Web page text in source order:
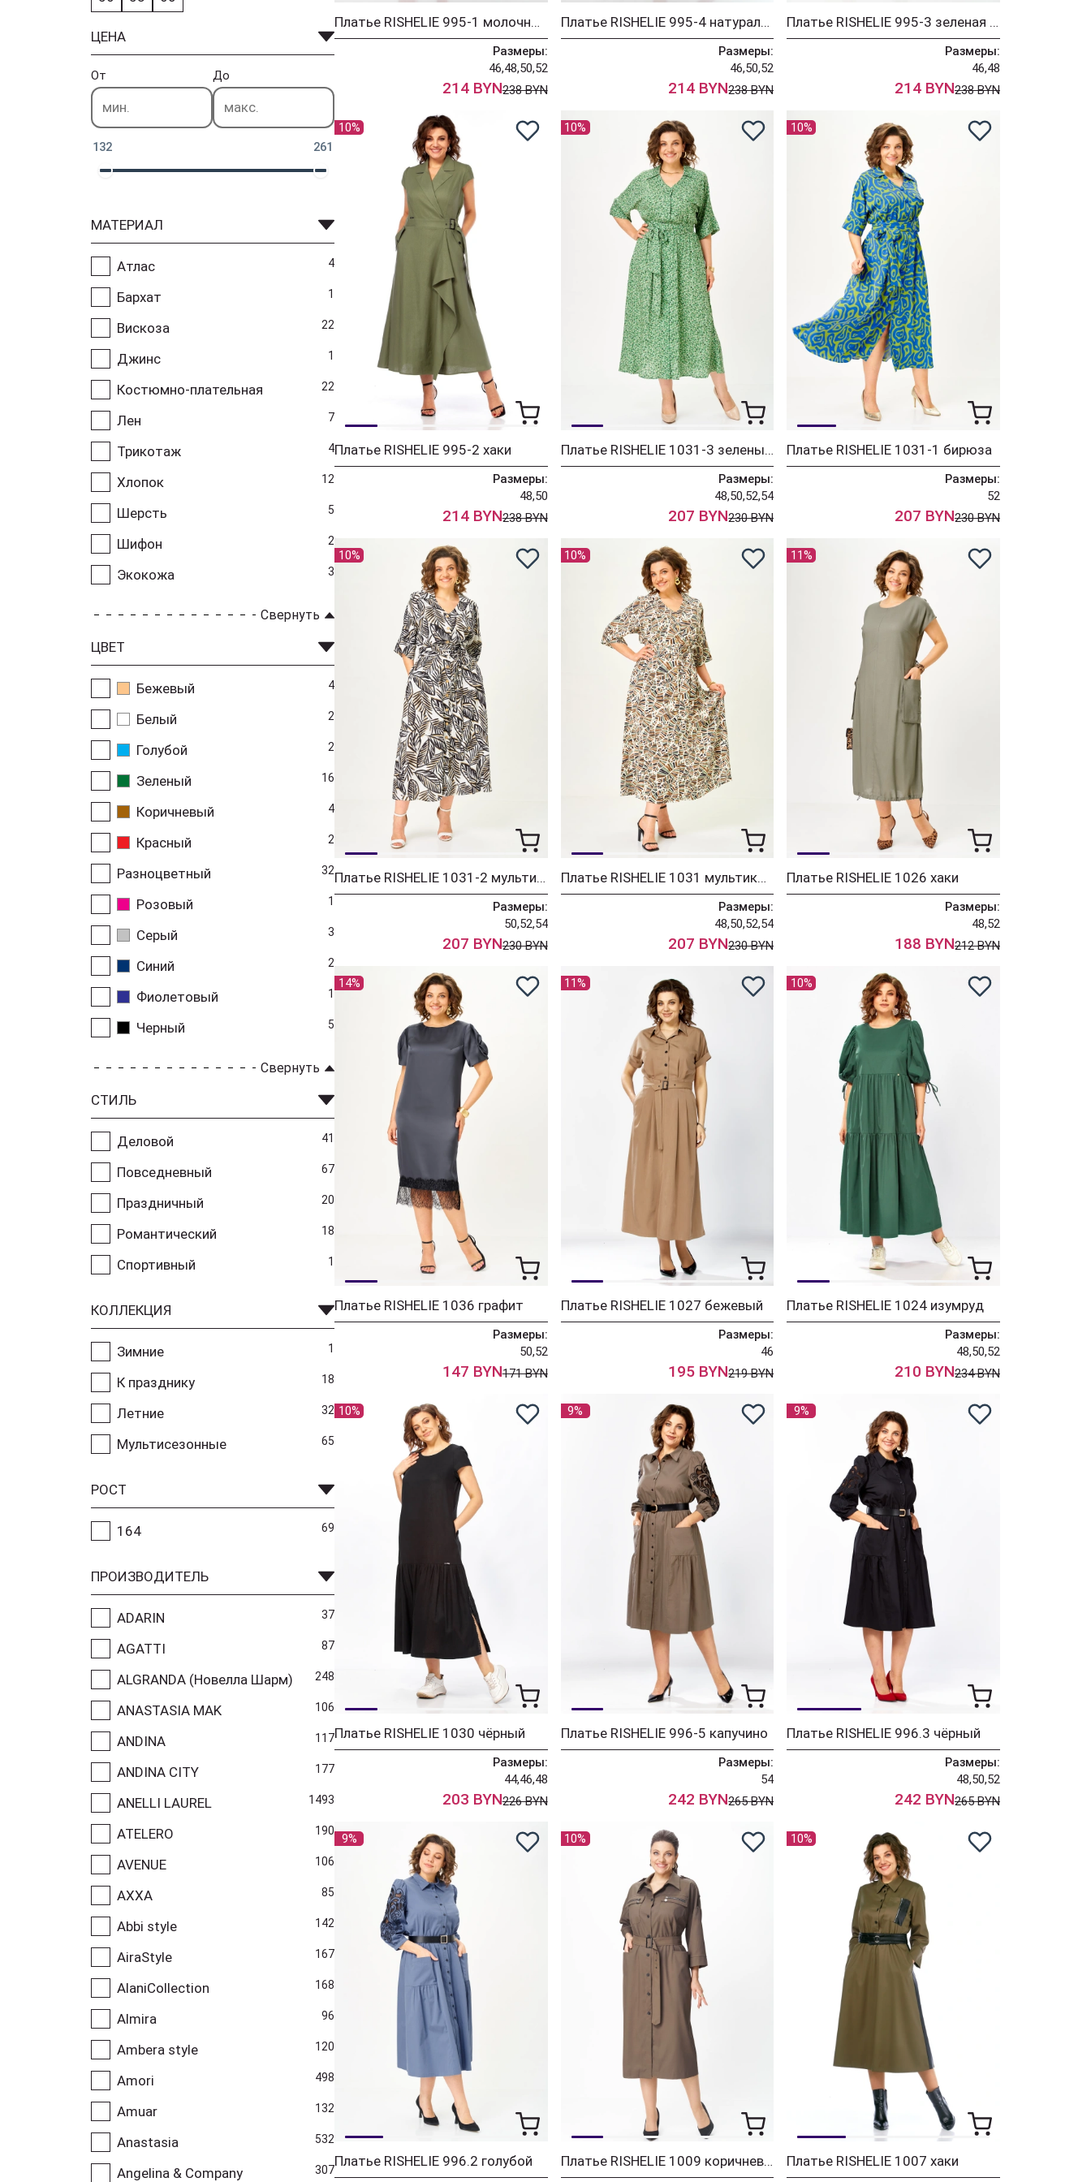
ЦЕНА
От До
132 261
МАТЕРИАЛ
Атлас 4
Бархат 1
Вискоза 22
Джинс 1
Костюмно-плательная 22
Лен 7
Трикотаж 4
Хлопок 12
Шерсть 5
Шифон 2
Экокожа 3
Свернуть
ЦВЕТ
Бежевый 4
Белый 2
Голубой 2
Зеленый 16
Коричневый 4
Красный 2
Разноцветный 32
Розовый 1
Серый 3
Синий 2
Фиолетовый 1
Черный 5
Свернуть
СТИЛЬ
Деловой 41
Повседневный 67
Праздничный 20
Романтический 18
Спортивный 1
КОЛЛЕКЦИЯ
Зимние 1
К празднику 18
Летние 32
Мультисезонные 65
РОСТ
164 69
ПРОИЗВОДИТЕЛЬ
ADARIN 37
AGATTI 87
ALGRANDA (Новелла Шарм) 248
ANASTASIA MAK 106
ANDINA 117
ANDINA CITY 177
ANELLI LAUREL 1493
ATELERO 190
AVENUE 106
AXXA 85
Abbi style 142
AiraStyle 167
AlaniCollection 168
Almira 96
Ambera style 120
Amori 498
Amuar 132
Anastasia 532
Angelina & Company 307
Платье RISHELIE 995-1 молочно-белый
Размеры:
46,48,50,52
214 BYN238 BYN
Платье RISHELIE 995-4 натуральный
Размеры:
46,50,52
214 BYN238 BYN
Платье RISHELIE 995-3 зеленая фисташка
Размеры:
46,48
214 BYN238 BYN
10%
Платье RISHELIE 995-2 хаки
Размеры:
48,50
214 BYN238 BYN
10%
Платье RISHELIE 1031-3 зеленый+принт
Размеры:
48,50,52,54
207 BYN230 BYN
10%
Платье RISHELIE 1031-1 бирюза
Размеры:
52
207 BYN230 BYN
10%
Платье RISHELIE 1031-2 мультиколор
Размеры:
50,52,54
207 BYN230 BYN
10%
Платье RISHELIE 1031 мультиколор
Размеры:
48,50,52,54
207 BYN230 BYN
11%
Платье RISHELIE 1026 хаки
Размеры:
48,52
188 BYN212 BYN
14%
Платье RISHELIE 1036 графит
Размеры:
50,52
147 BYN171 BYN
11%
Платье RISHELIE 1027 бежевый
Размеры:
46
195 BYN219 BYN
10%
Платье RISHELIE 1024 изумруд
Размеры:
48,50,52
210 BYN234 BYN
10%
Платье RISHELIE 1030 чёрный
Размеры:
44,46,48
203 BYN226 BYN
9%
Платье RISHELIE 996-5 капучино
Размеры:
54
242 BYN265 BYN
9%
Платье RISHELIE 996.3 чёрный
Размеры:
48,50,52
242 BYN265 BYN
9%
Платье RISHELIE 996.2 голубой
10%
Платье RISHELIE 1009 коричневый
10%
Платье RISHELIE 1007 хаки